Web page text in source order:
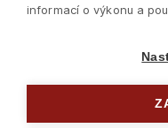
informací o výkonu a